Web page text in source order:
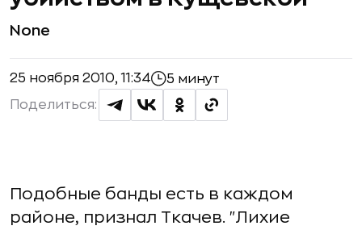
None
25 ноября 2010, 11:34 5 минут
Поделиться:
Подобные банды есть в каждом
районе, признал Ткачев. "Лихие